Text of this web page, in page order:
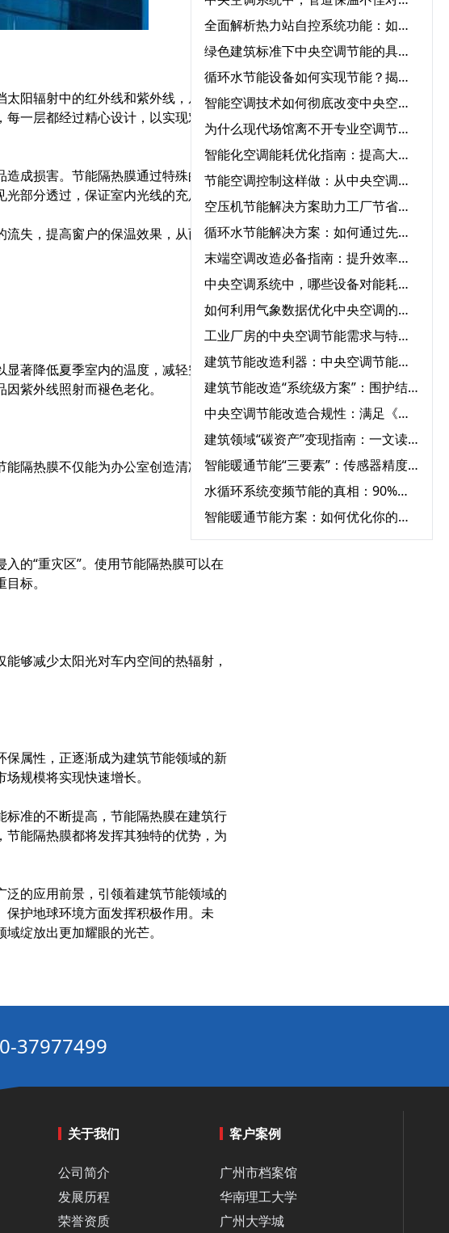
阳辐射中的红外线和紫外线，从而减
一层都经过精心设计，以实现对不同
成损害。节能隔热膜通过特殊的金属
部分透过，保证室内光线的充足。
失，提高窗户的保温效果，从而降低
著降低夏季室内的温度，减轻空调的
紫外线照射而褪色老化。
隔热膜不仅能为办公室创造清凉舒适
的“重灾区”。使用节能隔热膜可以在
标。
够减少太阳光对车内空间的热辐射，
保属性，正逐渐成为建筑节能领域的新
规模将实现快速增长。
准的不断提高，节能隔热膜在建筑行
能隔热膜都将发挥其独特的优势，为
的应用前景，引领着建筑节能领域的
护地球环境方面发挥积极作用。未
绽放出更加耀眼的光芒。
全面解析热力站自控系统功能：如何优化供暖效率？‌
绿色建筑标准下中央空调节能的具体要求‌
循环水节能设备如何实现节能？揭秘核心技术与应用领域‌
智能空调技术如何彻底改变中央空调气流优化管理？‌
为什么现代场馆离不开专业空调节能服务？
智能化空调能耗优化指南：提高大型中央空调运行效率的必知方法‌
节能空调控制这样做：从中央空调全系统改造到智能能耗管理
空压机节能解决方案助力工厂节省能源成本‌
循环水节能解决方案：如何通过先进设备节省能源成本？‌
末端空调改造必备指南：提升效率、节能环保一步到位‌
中央空调系统中，哪些设备对能耗影响最大？‌
如何利用气象数据优化中央空调的节能运行控制‌
工业厂房的中央空调节能需求与特殊解决方案‌
建筑节能改造利器：中央空调节能改造与自控系统的完美结合‌
建筑节能改造“系统级方案”：围护结构+用能设备+智能控制三重降耗路径‌
中央空调节能改造合规性：满足《公共建筑节能标准》的12项要求‌
建筑领域“碳资产”变现指南：一文读懂CCER方法学如何激活公共建筑节能改造
智能暖通节能“三要素”：传感器精度、算法优化与云端协同‌
水循环系统变频节能的真相：90%节能量来自系统优化，而非设备‌
智能暖通节能方案：如何优化你的空调系统降低能耗？‌
商场空调集中管理系统：人流热力图驱动的动态调节策略‌
多联机节能改造优势解析：打造高效办公楼低噪音节能环境‌
物联网节能：设备互联与数据驱动的节能管理平台‌
循环水冷却系统工程与普通冷却系统的7大核心区别解析‌
37977499
关于我们
公司简介
发展历程
荣誉资质
客户案例
广州市档案馆
华南理工大学
广州大学城